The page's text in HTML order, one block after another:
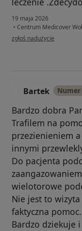
19 maja 2026
• Centrum Medicover
w opinii użytkownika Piotrek
zgłoś nadużycie
Bartek
Bardzo dobra
Trafilem na
przezienieniem
innymi
Do pacjenta
wielotorowe
Nie jest to
faktyczna pomoc.
Bardzo dziekuje